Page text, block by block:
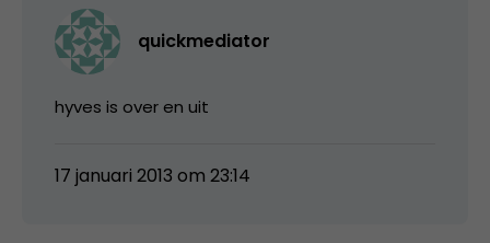
quickmediator
hyves is over en uit
17 januari 2013 om 23:14